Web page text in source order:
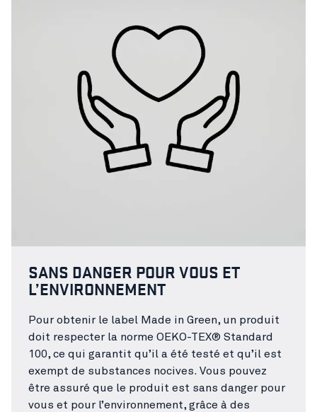
SANS DANGER POUR VOUS ET
L’ENVIRONNEMENT
Pour obtenir le label Made in Green, un produit
doit respecter la norme OEKO-TEX® Standard
100, ce qui garantit qu’il a été testé et qu’il est
exempt de substances nocives. Vous pouvez
être assuré que le produit est sans danger pour
vous et pour l’environnement, grâce à des